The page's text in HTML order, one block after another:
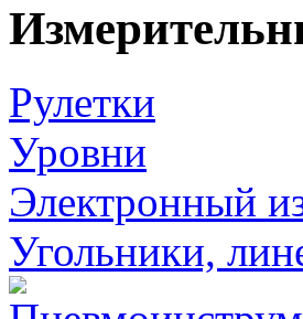
Рулетки
Уровни
Электронный
Угольники,